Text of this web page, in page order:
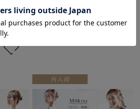
在庫を確認する